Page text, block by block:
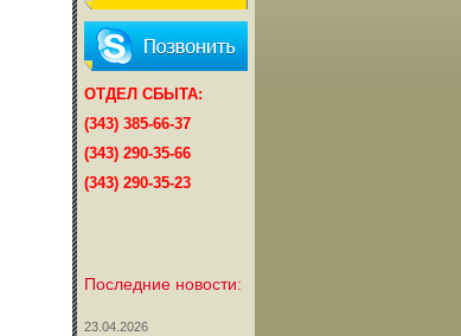
ОТДЕЛ СБЫТА:
(343) 385-66-37
(343) 290-35-66
(343) 290-35-23
Последние новости:
23.04.2026